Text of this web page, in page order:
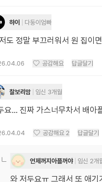
햐이 다둥이엄빠
도 정말 부끄러워서 원 집이
공감해요 답글달기
찰보리맘 임신 3개월
요... 진짜 가스너무차서 배아
공감해요 2 답글달기
언제꺼지아플꺼야 임신 2개
와 저두요ㅠ 그래서 또 애기